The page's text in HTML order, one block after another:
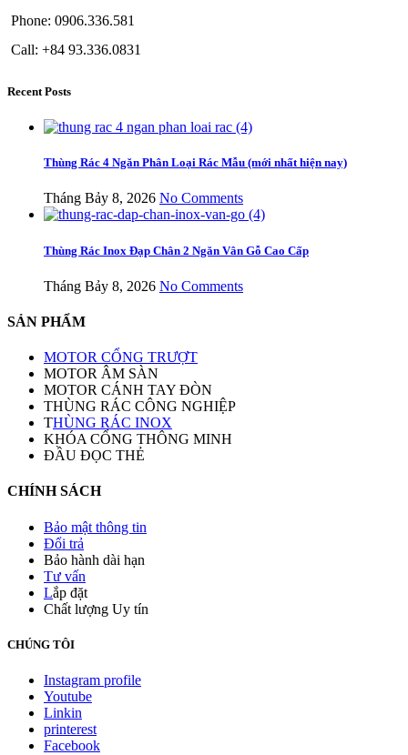
Phone: 0906.336.581
Call: +84 93.336.0831
Recent Posts
Thùng Rác 4 Ngăn Phân Loại Rác Mẫu (mới nhất hiện nay)
Tháng Bảy 8, 2026 No Comments
Thùng Rác Inox Đạp Chân 2 Ngăn Vân Gỗ Cao Cấp
Tháng Bảy 8, 2026 No Comments
SẢN PHẨM
MOTOR CỔNG TRƯỢT
MOTOR ÂM SÀN
MOTOR CÁNH TAY ĐÒN
THÙNG RÁC CÔNG NGHIỆP
THÙNG RÁC INOX
KHÓA CỔNG THÔNG MINH
ĐẦU ĐỌC THẺ
CHÍNH SÁCH
Bảo mật thông tin
Đổi trả
Bảo hành dài hạn
Tư vấn
Lắp đặt
Chất lượng Uy tín
CHÚNG TÔI
Instagram profile
Youtube
Linkin
printerest
Facebook